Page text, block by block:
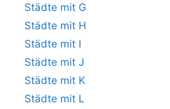
Städte mit G
Städte mit H
Städte mit I
Städte mit J
Städte mit K
Städte mit L